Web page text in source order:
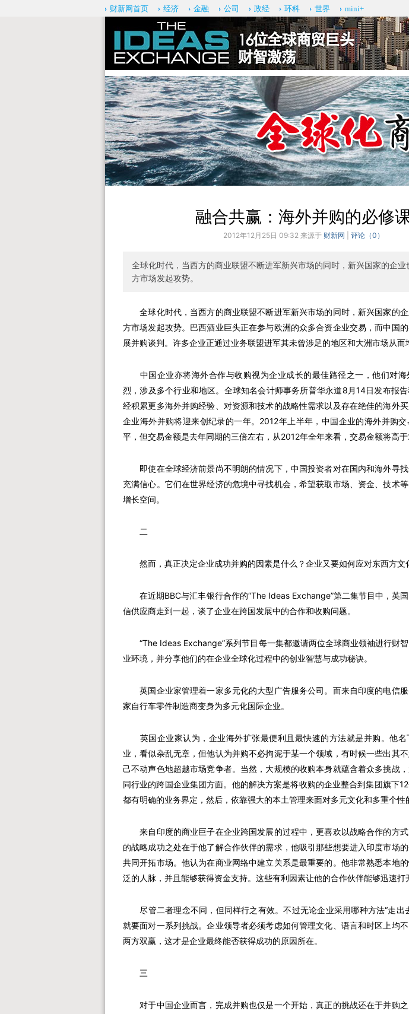
财新网首页 经济 金融 公司 政经 环科 世界 mini+
融合共赢：海外并购的必修
2012年12月25日 09:32 来源于 财新网 评论（0 ）
全球化时代，当西方的商业联盟不断进军新兴市场的同时，新兴国家的企
方市场发起攻势。
全球化时代，当西方的商业联盟不断进军新兴市场的同时，新兴国家的
方市场发起攻势。巴西酒业巨头正在参与欧洲的众多合资企业交易，而中国
展并购谈判。许多企业正通过业务联盟进军其未曾涉足的地区和大洲市场从而
中国企业亦将海外合作与收购视为企业成长的最佳路径之一，他们对海
烈，涉及多个行业和地区。全球知名会计师事务所普华永道8月14日发布报
经积累更多海外并购经验、对资源和技术的战略性需求以及存在绝佳的海外
企业海外并购将迎来创纪录的一年。2012年上半年，中国企业的海外并购
平，但交易金额是去年同期的三倍左右，从2012年全年来看，交易金额将高于
即使在全球经济前景尚不明朗的情况下，中国投资者对在国内和海外寻找
充满信心。它们在世界经济的危境中寻找机会，希望获取市场、资金、技术
增长空间。
二
然而，真正决定企业成功并购的因素是什么？企业又要如何应对东西方文
在近期BBC与汇丰银行合作的“The Ideas Exchange”第二集节目中，英
信供应商走到一起，谈了企业在跨国发展中的合作和收购问题。
“The Ideas Exchange”系列节目每一集都邀请两位全球商业领袖进行财
业环境，并分享他们的在企业全球化过程中的创业智慧与成功秘诀。
英国企业家管理着一家多元化的大型广告服务公司。而来自印度的电信
家自行车零件制造商变身为多元化国际企业。
英国企业家认为，企业海外扩张最便利且最快速的方法就是并购。他名
业，看似杂乱无章，但他认为并购不必拘泥于某一个领域，有时候一些出其
己不动声色地超越市场竞争者。当然，大规模的收购本身就蕴含着众多挑战
同行业的跨国企业集团方面。他的解决方案是将收购的企业整合到集团旗下
都有明确的业务界定，然后，依靠强大的本土管理来面对多元文化和多重个性
来自印度的商业巨子在企业跨国发展的过程中，更喜欢以战略合作的方
的战略成功之处在于他了解合作伙伴的需求，他吸引那些想要进入印度市场的
共同开拓市场。他认为在商业网络中建立关系是最重要的。他非常熟悉本地
泛的人脉，并且能够获得资金支持。这些有利因素让他的合作伙伴能够迅速打
尽管二者理念不同，但同样行之有效。不过无论企业采用哪种方法“走出
就要面对一系列挑战。企业领导者必须考虑如何管理文化、语言和时区上均
两方双赢，这才是企业最终能否获得成功的原因所在。
三
对于中国企业而言，完成并购也仅是一个开始，真正的挑战还在于并购之